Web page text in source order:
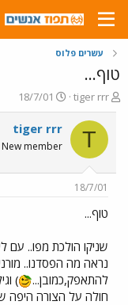
עשרים פלוס
טוף...
פ
ו
ת
ח
ה
ש
א
tiger rrr
פ
ו
ר
ם
18/7/01
T
tiger rrr
New member
18/7/01
טוף...
שניקו הולכת מפו.. עם
נראה מה הפסדנו..
להתאפק,כמובן...
)
חולה על הצורה היפה